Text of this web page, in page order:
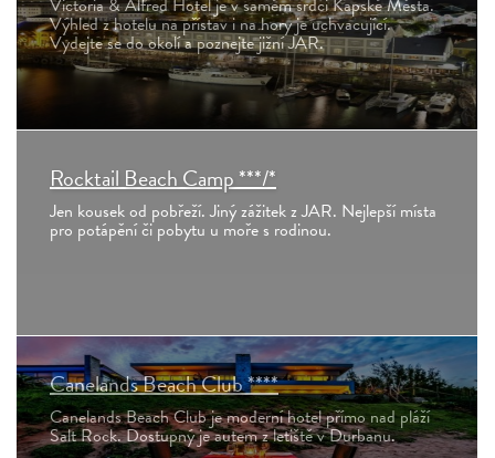
Výhled z hotelu na přístav i na hory je uchvacující.
Vydejte se do okolí a poznejte jižní JAR.
Rocktail Beach Camp ***/*
Jen kousek od pobřeží. Jiný zážitek z JAR. Nejlepší místa
pro potápění či pobytu u moře s rodinou.
Canelands Beach Club ****
Canelands Beach Club je moderní hotel přímo nad pláží
Salt Rock. Dostupný je autem z letiště v Durbanu.